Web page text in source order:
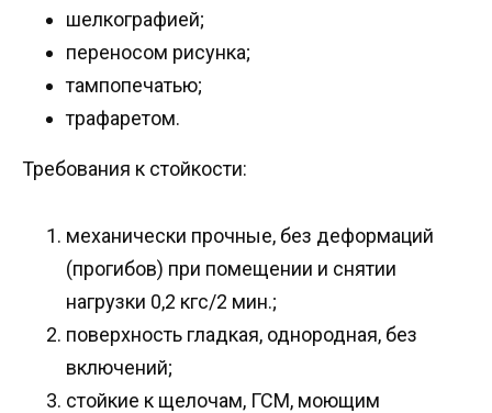
шелкографией;
переносом рисунка;
тампопечатью;
трафаретом.
Требования к стойкости:
механически прочные, без деформаций
(прогибов) при помещении и снятии
нагрузки 0,2 кгс/2 мин.;
поверхность гладкая, однородная, без
включений;
стойкие к щелочам, ГСМ, моющим